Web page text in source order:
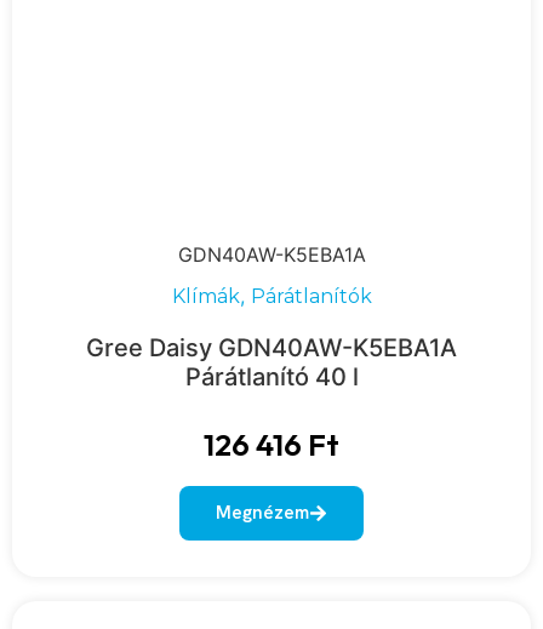
GDN40AW-K5EBA1A
Klímák, Párátlanítók
Gree Daisy GDN40AW-K5EBA1A
Párátlanító 40 l
126 416 Ft
Megnézem